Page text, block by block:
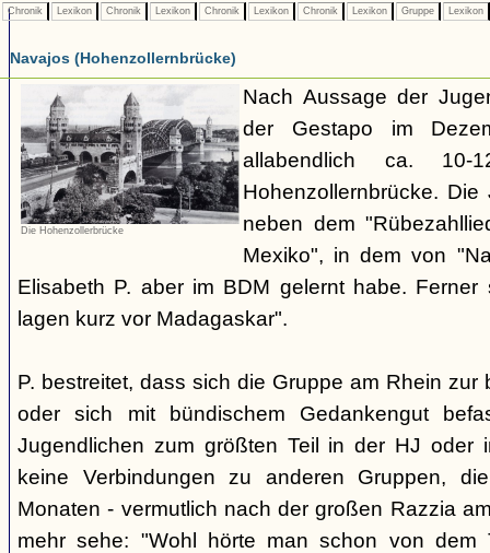
Chronik Lexikon Chronik Lexikon Chronik Lexikon Chronik Lexikon Gruppe Lexikon
Navajos (Hohenzollernbrücke)
Die Hohenzollerbrücke
Nach Aussage der
der Gestapo im
allabendlich ca.
Hohenzollernbrücke.
neben dem
Mexiko", in dem von
Elisabeth P. aber im BDM gelernt habe.
lagen kurz vor Madagaskar".
P. bestreitet, dass sich die Gruppe am Rhein
oder sich mit bündischem Gedankengut
Jugendlichen zum größten Teil in der HJ oder
keine Verbindungen zu anderen Gruppen,
Monaten - vermutlich nach der großen Razzia
mehr sehe: "Wohl hörte man schon von dem